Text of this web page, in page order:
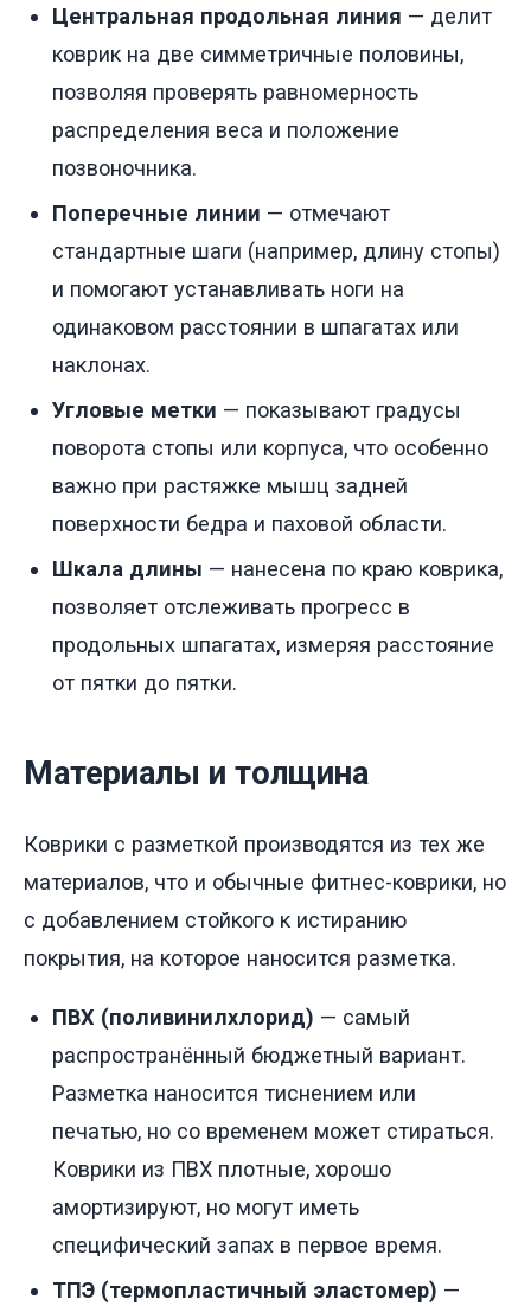
Центральная продольная линия — делит
коврик на две симметричные половины,
позволяя проверять равномерность
распределения веса и положение
позвоночника.
Поперечные линии — отмечают
стандартные шаги (например, длину стопы)
и помогают устанавливать ноги на
одинаковом расстоянии в шпагатах или
наклонах.
Угловые метки — показывают градусы
поворота стопы или корпуса, что особенно
важно при растяжке мышц задней
поверхности бедра и паховой области.
Шкала длины — нанесена по краю коврика,
позволяет отслеживать прогресс в
продольных шпагатах, измеряя расстояние
от пятки до пятки.
Материалы и толщина
Коврики с разметкой производятся из тех же
материалов, что и обычные фитнес-коврики, но
с добавлением стойкого к истиранию
покрытия, на которое наносится разметка.
ПВХ (поливинилхлорид) — самый
распространённый бюджетный вариант.
Разметка наносится тиснением или
печатью, но со временем может стираться.
Коврики из ПВХ плотные, хорошо
амортизируют, но могут иметь
специфический запах в первое время.
ТПЭ (термопластичный эластомер) —